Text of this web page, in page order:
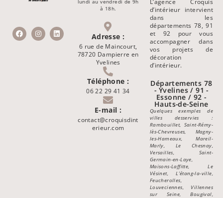
à 18h.
Adresse :
6 rue de Maincourt,
78720 Dampierre en
Yvelines
Téléphone :
06 22 29 41 34
E-mail :
contact@croquisdint
erieur.com
d’intérieur intervient
dans les
départements 78, 91
et 92 pour vous
accompagner dans
vos projets de
décoration
d’intérieur.
Départements 78
- Yvelines / 91 -
Essonne / 92 -
Hauts-de-Seine
Quelques exemples de
villes desservies :
Rambouillet, Saint-Rémy-
lès-Chevreuses, Magny-
les-Hameaux, Mareil-
Marly, Le Chesnay,
Versailles, Saint-
Germain-en-Laye,
Maisons-Laffitte, Le
Vésinet, L’étang-la-ville,
Feucherolles,
Louveciennes, Villennes
sur Seine, Bougival,